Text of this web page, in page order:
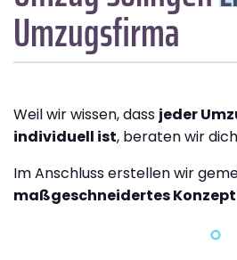
Umzugsfirma
Weil wir wissen, dass jeder
individuell ist, beraten wir
Im Anschluss erstellen wir
maßgeschneidertes Konzept